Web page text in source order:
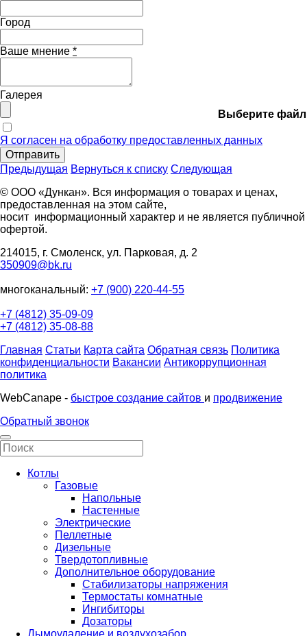
Город
Ваше мнение *
Галерея
Выберите файл
Я согласен на обработку предоставленных данных
Отправить
Предыдущая Вернуться к списку Следующая
© ООО «Дункан». Вся информация о товарах и ценах,
предоставленная на этом сайте,
носит информационный характер и не является публичной
офертой.
214015, г. Смоленск, ул. Парковая, д. 2
350909@bk.ru
многоканальный: +7 (900) 220-44-55
+7 (4812) 35-09-09
+7 (4812) 35-08-88
Главная Статьи Карта сайта Обратная связь Политика
конфиденциальности Вакансии Антикоррупционная
политика
WebCanape - быстрое создание сайтов и продвижение
Обратный звонок
Котлы
Газовые
Напольные
Настенные
Электрические
Пеллетные
Дизельные
Твердотопливные
Дополнительное оборудование
Стабилизаторы напряжения
Термостаты комнатные
Ингибиторы
Дозаторы
Дымоудаление и воздухозабор